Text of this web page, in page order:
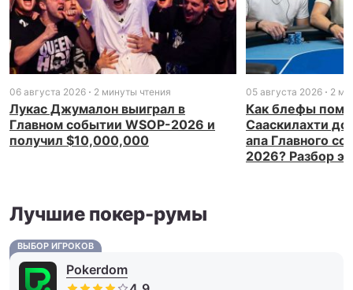
06 августа 2026 2 минуты чтения
Лукас Джумалон выиграл в
Главном событии WSOP-2026 и
получил $10,000,000
05 августа 2026 2
Как блефы
Сааскилахти
апа Главного
2026? Разбор
Лучшие покер-румы
ВЫБОР ИГРОКОВ
Pokerdom